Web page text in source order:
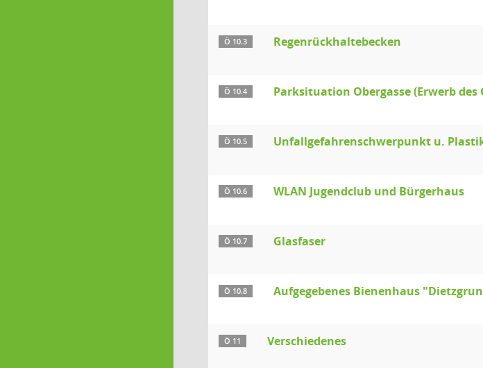
Ö 10.3 Regenrückhaltebecken
Ö 10.4 Parksituation Obergasse (Erwerb
Ö 10.5 Unfallgefahrenschwerpunkt u.
Ö 10.6 WLAN Jugendclub und Bürgerhaus
Ö 10.7 Glasfaser
Ö 10.8 Aufgegebenes Bienenhaus
Ö 11 Verschiedenes